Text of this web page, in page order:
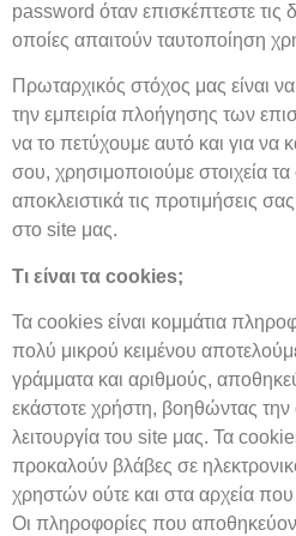
password όταν επισκέπτεστε τις
οποίες απαιτούν ταυτοποίηση
Πρωταρχικός στόχος μας είναι
την εμπειρία πλοήγησης των
να το πετύχουμε αυτό και για να
σου, χρησιμοποιούμε στοιχεία
αποκλειστικά τις προτιμήσεις
στο site μας.
Τι είναι τα cookies;
Τα cookies είναι κομμάτια
πολύ μικρού κειμένου
γράμματα και αριθμούς,
εκάστοτε χρήστη, βοηθώντας την
λειτουργία του site μας. Τα
προκαλούν βλάβες σε
χρηστών ούτε και στα αρχεία
Οι πληροφορίες που